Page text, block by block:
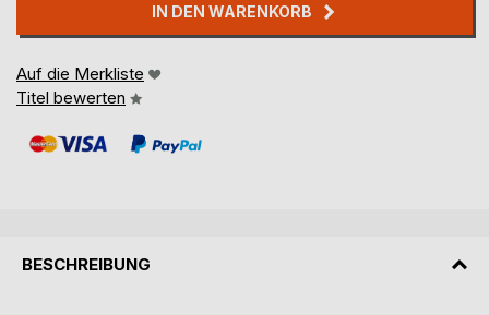
IN DEN WARENKORB
Auf die Merkliste
Titel bewerten
BESCHREIBUNG